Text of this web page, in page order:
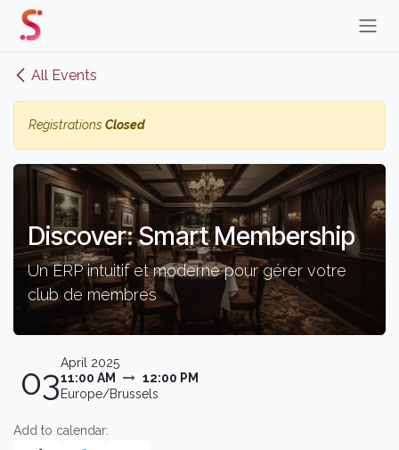
Skip to Content
All Events
Registrations Closed
Discover: Smart Membership
Un ERP intuitif et moderne pour gérer votre
club de membres
03April 2025
11:00 AM
12:00 PM
Europe/Brussels
Add to calendar: